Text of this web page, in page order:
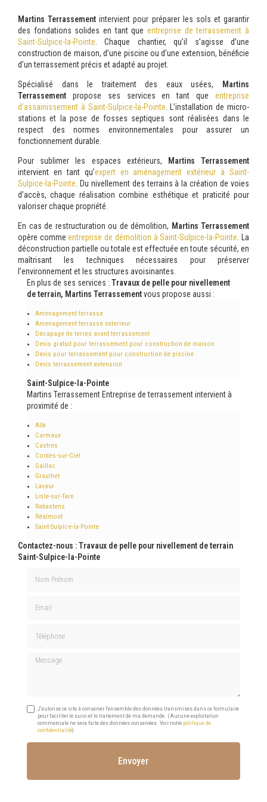
Martins Terrassement intervient pour préparer les sols et garantir
des fondations solides en tant que entreprise de terrassement à
Saint-Sulpice-la-Pointe . Chaque chantier, qu’il s’agisse d’une
construction de maison, d’une piscine ou d’une extension, bénéficie
d’un terrassement précis et adapté au projet.
Spécialisé dans le traitement des eaux usées, Martins
Terrassement propose ses services en tant que entreprise
d'assainissement à Saint-Sulpice-la-Pointe . L’installation de micro-
stations et la pose de fosses septiques sont réalisées dans le
respect des normes environnementales pour assurer un
fonctionnement durable.
Pour sublimer les espaces extérieurs, Martins Terrassement
intervient en tant qu’expert en aménagement extérieur à Saint-
Sulpice-la-Pointe . Du nivellement des terrains à la création de voies
d’accès, chaque réalisation combine esthétique et praticité pour
valoriser chaque propriété.
En cas de restructuration ou de démolition, Martins Terrassement
opère commeentreprise de démolition à Saint-Sulpice-la-Pointe . La
déconstruction partielle ou totale est effectuée en toute sécurité, en
maîtrisant les techniques nécessaires pour préserver
l’environnement et les structures avoisinantes.
En plus de ses services : Travaux de pelle pour nivellement
de terrain, Martins Terrassementvous propose aussi :
Amenagement terrasse
Amenagement terrasse exterieur
Décapage de terres avant terrassement
Devis gratuit pour terrassement pour construction de maison
Devis pour terrassement pour construction de piscine
Devis terrassement extension
Saint-Sulpice-la-Pointe
Martins Terrassement Entreprise de terrassement intervient à
proximité de :
Albi
Carmaux
Castres
Cordes-sur-Ciel
Gaillac
Graulhet
Lavaur
Lisle-sur-Tarn
Rabastens
Réalmont
Saint-Sulpice-la-Pointe
Contactez-nous : Travaux de pelle pour nivellement de terrain
Saint-Sulpice-la-Pointe
Message
J'autorise ce site à conserver l'ensemble des données transmises dans ce formulaire
pour faciliter le suivi et le traitement de ma demande. (Aucune exploitation
commerciale ne sera faite des données conservées. Voir notre politique de
confidentialité)